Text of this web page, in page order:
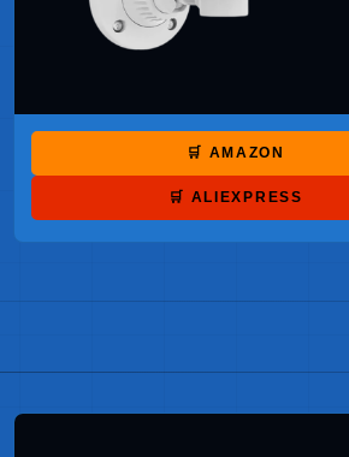
🛒 AMAZON
🛒 ALIEXPRESS